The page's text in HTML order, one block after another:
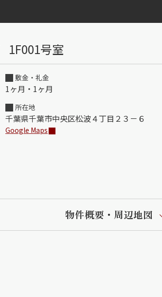
1F001号室
敷金・礼金
1ヶ月・1ヶ月
所在地
千葉県千葉市中央区松波４丁目２３－６
Google Maps
物件概要・周辺地図